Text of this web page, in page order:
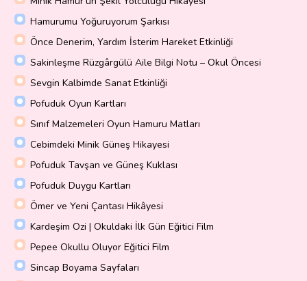
Hamurumu Yoğuruyorum Şarkısı
Önce Denerim, Yardım İsterim Hareket Etkinliği
Sakinleşme Rüzgârgülü Aile Bilgi Notu – Okul Öncesi
Sevgin Kalbimde Sanat Etkinliği
Pofuduk Oyun Kartları
Sınıf Malzemeleri Oyun Hamuru Matları
Cebimdeki Minik Güneş Hikayesi
Pofuduk Tavşan ve Güneş Kuklası
Pofuduk Duygu Kartları
Ömer ve Yeni Çantası Hikâyesi
Kardeşim Ozi | Okuldaki İlk Gün Eğitici Film
Pepee Okullu Oluyor Eğitici Film
Sincap Boyama Sayfaları